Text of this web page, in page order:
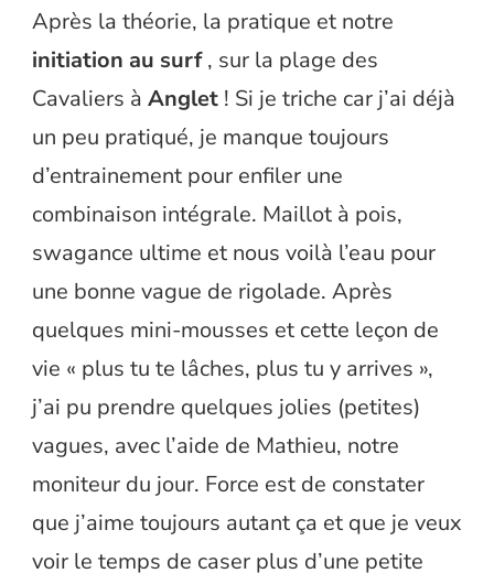
Après la théorie, la pratique et notre
initiation au surf, sur la plage des
Cavaliers à Anglet ! Si je triche car j’ai déjà
un peu pratiqué, je manque toujours
d’entrainement pour enfiler une
combinaison intégrale. Maillot à pois,
swagance ultime et nous voilà l’eau pour
une bonne vague de rigolade. Après
quelques mini-mousses et cette leçon de
vie « plus tu te lâches, plus tu y arrives »,
j’ai pu prendre quelques jolies (petites)
vagues, avec l’aide de Mathieu, notre
moniteur du jour. Force est de constater
que j’aime toujours autant ça et que je veux
voir le temps de caser plus d’une petite